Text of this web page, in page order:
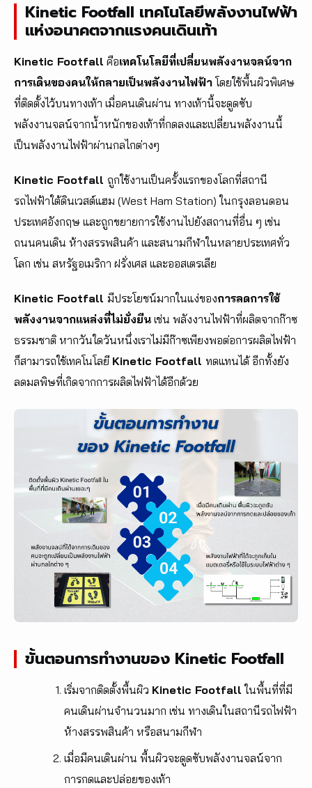
Kinetic Footfall เทคโนโลยีพลังงานไฟฟ้า
แห่งอนาคตจากแรงคนเดินเท้า
Kinetic Footfall คือเทคโนโลยีที่เปลี่ยนพลังงานจลน์จาก
การเดินของคนให้กลายเป็นพลังงานไฟฟ้า โดยใช้พื้นผิวพิเศษ
ที่ติดตั้งไว้บนทางเท้า เมื่อคนเดินผ่าน ทางเท้านี้จะดูดซับ
พลังงานจลน์จากน้ำหนักของเท้าที่กดลงและเปลี่ยนพลังงานนี้
เป็นพลังงานไฟฟ้าผ่านกลไกต่างๆ
Kinetic Footfall ถูกใช้งานเป็นครั้งแรกของโลกที่สถานี
รถไฟฟ้าใต้ดินเวสต์แฮม (West Ham Station) ในกรุงลอนดอน
ประเทศอังกฤษ และถูกขยายการใช้งานไปยังสถานที่อื่น ๆ เช่น
ถนนคนเดิน ห้างสรรพสินค้า และสนามกีฬาในหลายประเทศทั่ว
โลก เช่น สหรัฐอเมริกา ฝรั่งเศส และออสเตรเลีย
Kinetic Footfall มีประโยชน์มากในแง่ของการลดการใช้
พลังงานจากแหล่งที่ไม่ยั่งยืน เช่น พลังงานไฟฟ้าที่ผลิตจากก๊าซ
ธรรมชาติ หากวันใดวันหนึ่งเราไม่มีก๊าซเพียงพอต่อการผลิตไฟฟ้า
ก็สามารถใช้เทคโนโลยี Kinetic Footfall ทดแทนได้ อีกทั้งยัง
ลดมลพิษที่เกิดจากการผลิตไฟฟ้าได้อีกด้วย
ขั้นตอนการทำงานของ Kinetic Footfall
เริ่มจากติดตั้งพื้นผิว Kinetic Footfall ในพื้นที่ที่มี
คนเดินผ่านจำนวนมาก เช่น ทางเดินในสถานีรถไฟฟ้า
ห้างสรรพสินค้า หรือสนามกีฬา
เมื่อมีคนเดินผ่าน พื้นผิวจะดูดซับพลังงานจลน์จาก
การกดและปล่อยของเท้า